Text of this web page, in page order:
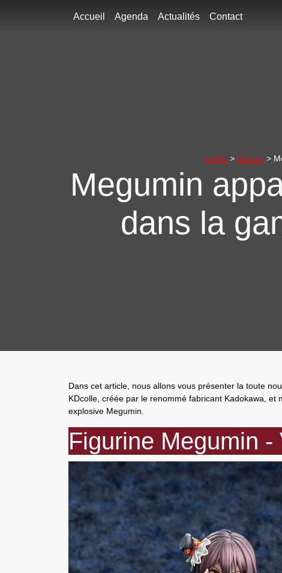
Accueil Agenda Actualités Contact
Home >Articles >
Megumin
dans la
Dans cet article, nous allons vous présenter la toute
KDcolle , créée par le renommé fabricant Kadokawa ,
explosive Megumin
Figurine Megumin